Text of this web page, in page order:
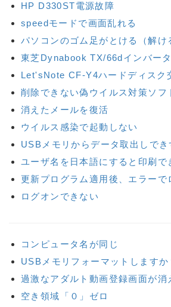
HP D330ST電源故障
speedモードで画面乱れる
パソコンのゴム足がとける（解け
東芝Dynabook TX/66dインバー
Let'sNote CF-Y4ハードディスク
削除できない偽ウイルス対策ソフ
消えたメールを復活
ウイルス感染で起動しない
USBメモリからデータ取出しでき
ユーザ名を日本語にすると印刷で
更新プログラム適用後、エラーで
ログオンできない
コンピュータ名が同じ
USBメモリフォーマットしますか
過激なアダルト動画登録画面が消
空き領域「０」ゼロ